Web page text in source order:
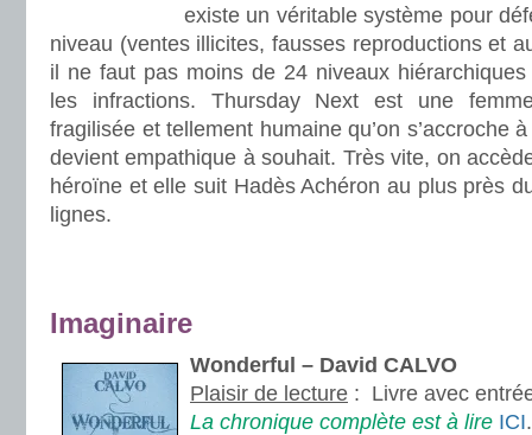
existe un véritable système pour
niveau (ventes illicites, fausses reproductions et
il ne faut pas moins de 24 niveaux
les infractions. Thursday Next est une
fragilisée et tellement humaine qu’on s’accroche
devient empathique à souhait. Très vite, on
héroïne et elle suit Hadès Achéron au plus près
lignes.
Imaginaire
Wonderful – David CALVO
Plaisir de lecture : Livre avec
La chronique complète est à lire ICI.